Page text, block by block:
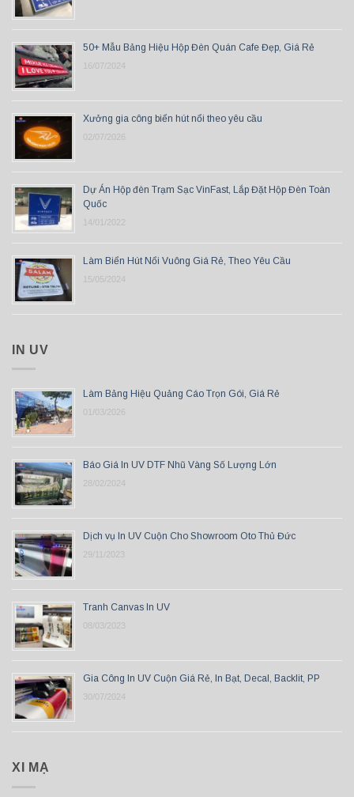
50+ Mẫu Bảng Hiệu Hộp Đèn Quán Cafe Đẹp, Giá Rẻ
16/07/2024
Xưởng gia công biển hút nổi theo yêu cầu
02/07/2026
Dự Án Hộp đèn Trạm Sạc VinFast, Lắp Đặt Hộp Đèn Toàn
Quốc
14/01/2022
Làm Biển Hút Nổi Vuông Giá Rẻ, Theo Yêu Cầu
15/05/2024
IN UV
Làm Bảng Hiệu Quảng Cáo Trọn Gói, Giá Rẻ
01/03/2026
Báo Giá In UV DTF Nhũ Vàng Số Lượng Lớn
28/02/2024
Dịch vụ In UV Cuộn Cho Showroom Oto Thủ Đức
29/11/2023
Tranh Canvas In UV
08/03/2023
Gia Công In UV Cuộn Giá Rẻ, In Bạt, Decal, Backlit, PP
30/07/2024
XI MẠ